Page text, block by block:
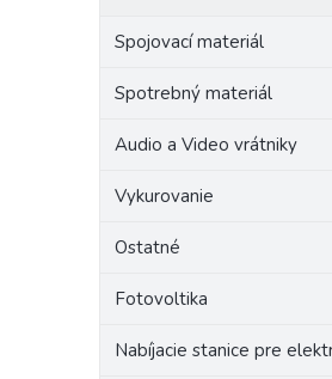
Spojovací materiál
Spotrebný materiál
Audio a Video vrátniky
Vykurovanie
Ostatné
Fotovoltika
Nabíjacie stanice pre